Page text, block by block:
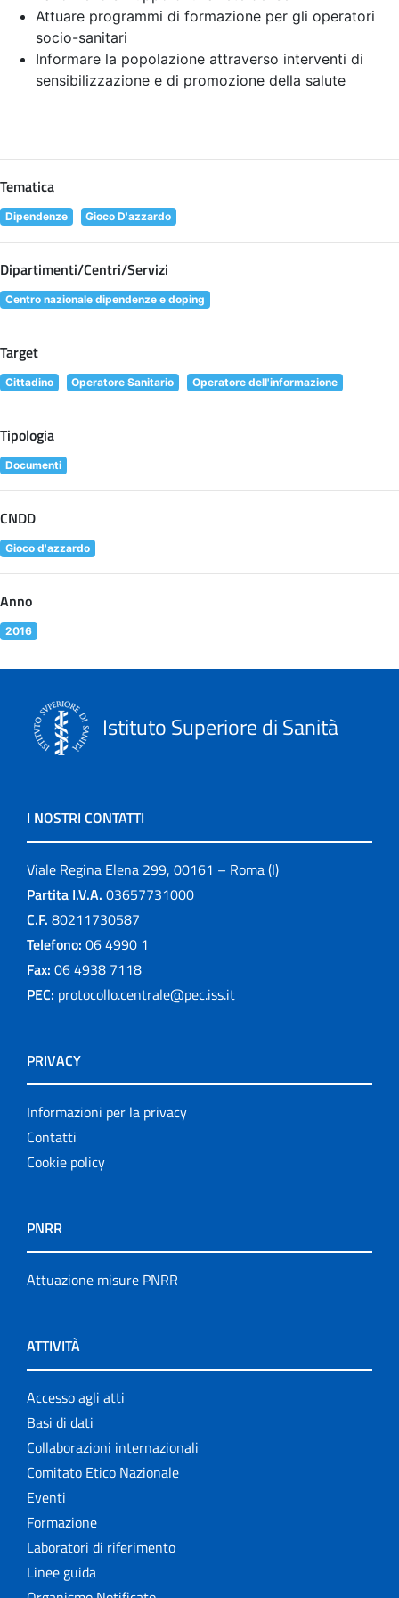
Attuare programmi di formazione per gli operatori
socio-sanitari
Informare la popolazione attraverso interventi di
sensibilizzazione e di promozione della salute
Tematica
Dipendenze Gioco D'azzardo
Dipartimenti/Centri/Servizi
Centro nazionale dipendenze e doping
Target
Cittadino Operatore Sanitario Operatore dell'informazione
Tipologia
Documenti
CNDD
Gioco d'azzardo
Anno
2016
Istituto Superiore di Sanità
I NOSTRI CONTATTI
Viale Regina Elena 299, 00161 – Roma (I)
Partita I.V.A. 03657731000
C.F. 80211730587
Telefono: 06 4990 1
Fax: 06 4938 7118
PEC: protocollo.centrale@pec.iss.it
PRIVACY
Informazioni per la privacy
Contatti
Cookie policy
PNRR
Attuazione misure PNRR
ATTIVITÀ
Accesso agli atti
Basi di dati
Collaborazioni internazionali
Comitato Etico Nazionale
Eventi
Formazione
Laboratori di riferimento
Linee guida